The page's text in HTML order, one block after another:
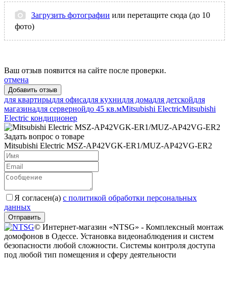
Загрузить фотографии или перетащите сюда (до 10
фото)
Ваш отзыв появится на сайте после проверки.
отмена
для квартирыдля офисадля кухнидля домадля детскойдля
магазинадля сервернойдо 45 кв.мMitsubishi ElectricMitsubishi
Electric кондиционер
Задать вопрос о товаре
Mitsubishi Electric MSZ-AP42VGK-ER1/MUZ-AP42VG-ER2
Я согласен(a) с политикой обработки персональных
данных
Отправить
© Интернет-магазин «NTSG» - Комплексный монтаж
домофонов в Одессе. Установка видеонаблюдения и систем
безопасности любой сложности. Системы контроля доступа
под любой тип помещения и сферу деятельности